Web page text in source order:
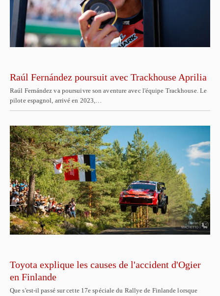
Raúl Fernández poursuit avec Trackhouse Aprilia
Raúl Fernández va poursuivre son aventure avec l'équipe Trackhouse. Le
pilote espagnol, arrivé en 2023,…
Toyota explique les causes de l'accident d'Ogier
en Finlande
Que s'est-il passé sur cette 17e spéciale du Rallye de Finlande lorsque